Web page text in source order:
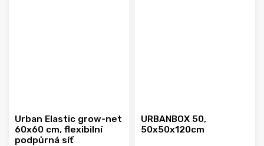
Urban Elastic grow-net
60x60 cm, flexibilní
podpůrná síť
URBANBOX 50,
50x50x120cm